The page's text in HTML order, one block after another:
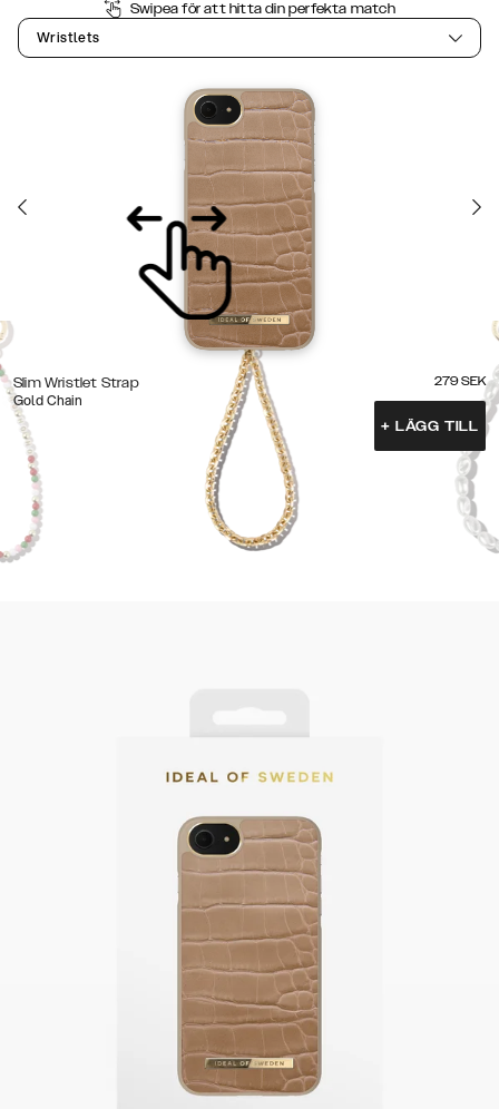
Swipea för att hitta din perfekta match
Wristlets
Slim Wristlet Strap
Gold Chain
279 SEK
+ LÄGG TILL